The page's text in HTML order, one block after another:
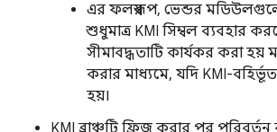
এর ফলস্বরূপ, ভেন্ডর
শুধুমাত্র KMI সিম্বল ব্যবহার
সীমাবদ্ধতাটি কার্যকর করা
করার মাধ্যমে, যদি KMI-
হয়।
KMI ব্রাঞ্চটি ফ্রিজ করার পর